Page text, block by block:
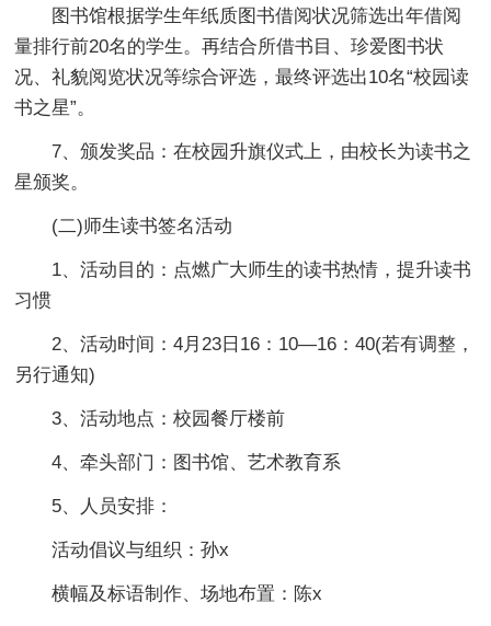
图书馆根据学生年纸质图书借阅状况筛选出年借阅
量排行前20名的学生。再结合所借书目、珍爱图书状
况、礼貌阅览状况等综合评选，最终评选出10名“校园读
书之星”。
7、颁发奖品：在校园升旗仪式上，由校长为读书之
星颁奖。
(二)师生读书签名活动
1、活动目的：点燃广大师生的读书热情，提升读书
习惯
2、活动时间：4月23日16：10—16：40(若有调整，
另行通知)
3、活动地点：校园餐厅楼前
4、牵头部门：图书馆、艺术教育系
5、人员安排：
活动倡议与组织：孙x
横幅及标语制作、场地布置：陈x